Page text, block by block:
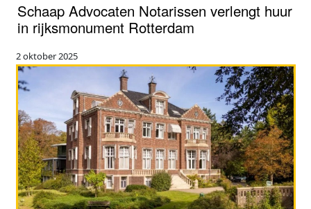
Schaap Advocaten Notarissen verlengt huur
in rijksmonument Rotterdam
2 oktober 2025